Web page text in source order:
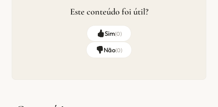
Este conteúdo foi útil?
Sim(0)
Não(0)